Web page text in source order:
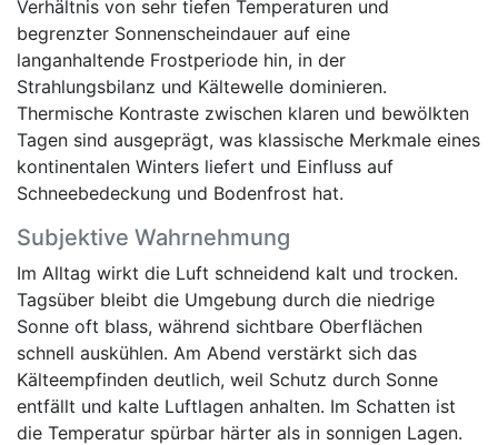
Verhältnis von sehr tiefen Temperaturen und
begrenzter Sonnenscheindauer auf eine
langanhaltende Frostperiode hin, in der
Strahlungsbilanz und Kältewelle dominieren.
Thermische Kontraste zwischen klaren und bewölkten
Tagen sind ausgeprägt, was klassische Merkmale eines
kontinentalen Winters liefert und Einfluss auf
Schneebedeckung und Bodenfrost hat.
Subjektive Wahrnehmung
Im Alltag wirkt die Luft schneidend kalt und trocken.
Tagsüber bleibt die Umgebung durch die niedrige
Sonne oft blass, während sichtbare Oberflächen
schnell auskühlen. Am Abend verstärkt sich das
Kälteempfinden deutlich, weil Schutz durch Sonne
entfällt und kalte Luftlagen anhalten. Im Schatten ist
die Temperatur spürbar härter als in sonnigen Lagen.